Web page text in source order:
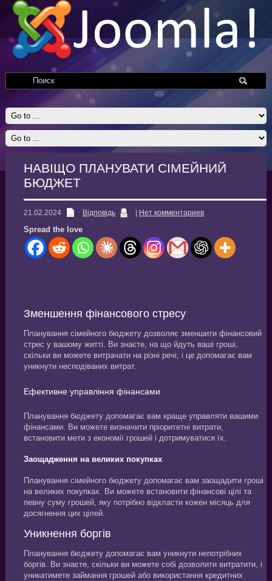
НАВІЩО ПЛАНУВАТИ СІМЕЙНИЙ
БЮДЖЕТ
21.02.2024 Відповідь Нет комментариев
Spread the love
Зменшення фінансового стресу
Планування сімейного бюджету дозволяє зменшити фінансовий
стрес у вашому житті. Ви знаєте, на що йдуть ваші гроші,
скільки ви можете витрачати на різні речі, і це допомагає вам
уникнути несподіваних витрат.
Ефективне управління фінансами
Планування бюджету допомагає вам краще управляти вашими
фінансами. Ви можете визначити пріоритетні витрати,
встановити мети з економії грошей і дотримуватися їх.
Заощадження на великих покупках
Планування сімейного бюджету допомагає вам заощадити гроші
на великих покупках. Ви можете встановити фінансові цілі та
певну суму грошей, яку потрібно відкласти кожен місяць для
досягнення цих цілей.
Уникнення боргів
Планування бюджету допомагає вам уникнути непотрібних
боргів. Ви знаєте, скільки ви можете собі дозволити витратити, і
уникатимете займання грошей або використання кредитних